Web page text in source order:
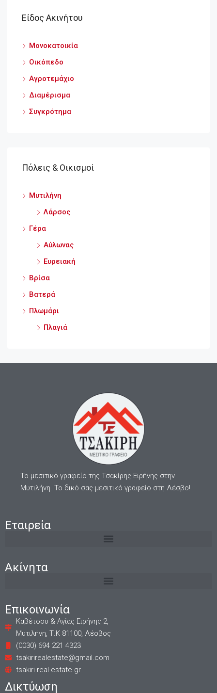
Είδος Ακινήτου
Μονοκατοικία
Οικόπεδο
Αγροτεμάχιο
Διαμέρισμα
Συγκρότημα
Πόλεις & Οικισμοί
Μυτιλήνη
Λάρσος
Γέρα
Αύλωνας
Ευρειακή
Βρίσα
Βατερά
Πλωμάρι
Πλαγιά
Το μεσιτικό γραφείο της Τσακίρης Ειρήνης στην
Μυτιλήνη. Το δικό σας μεσιτικό γραφείο στη Λέσβο!
Εταιρεία
Ακίνητα
Επικοινωνία
Καβέτσου & Αγίας Ειρήνης 2,
Μυτιλήνη, Τ.Κ 81100, Λέσβος
(0030) 694 221 4323
tsakirirealestate@gmail.com
tsakiri-real-estate.gr
Δικτύωση